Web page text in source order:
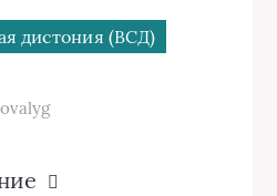
дистония (ВСД)